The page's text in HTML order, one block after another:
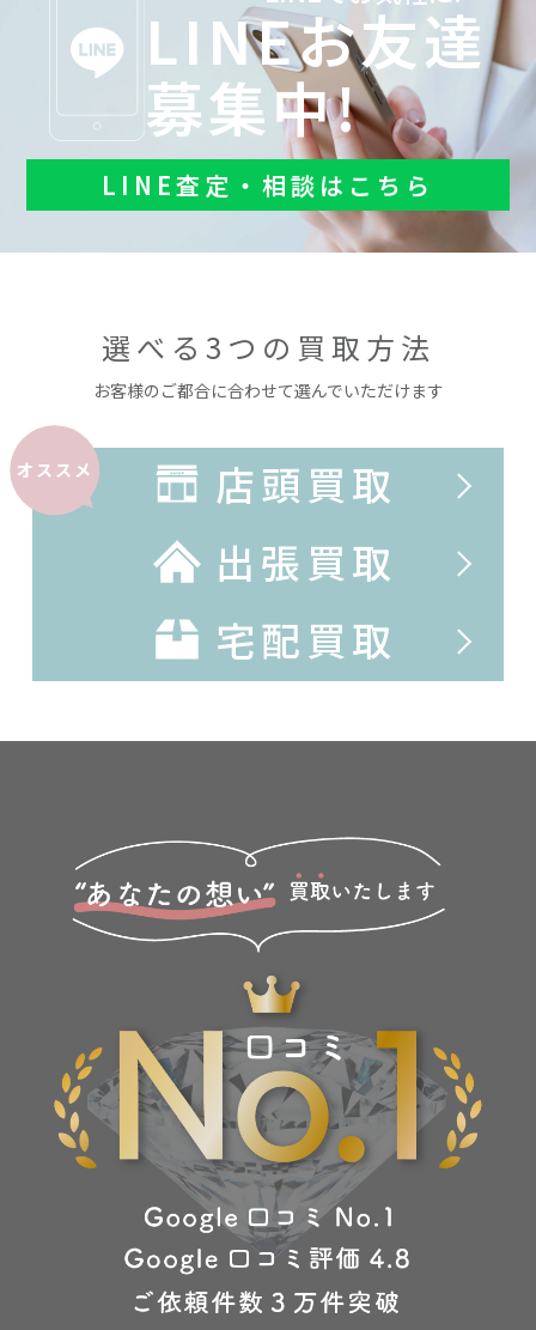
LINEお友達
募集中!
LINE査定・相談はこちら
選べる3つの買取方法
お客様のご都合に合わせて選んでいただけます
オススメ
店頭買取
出張買取
宅配買取